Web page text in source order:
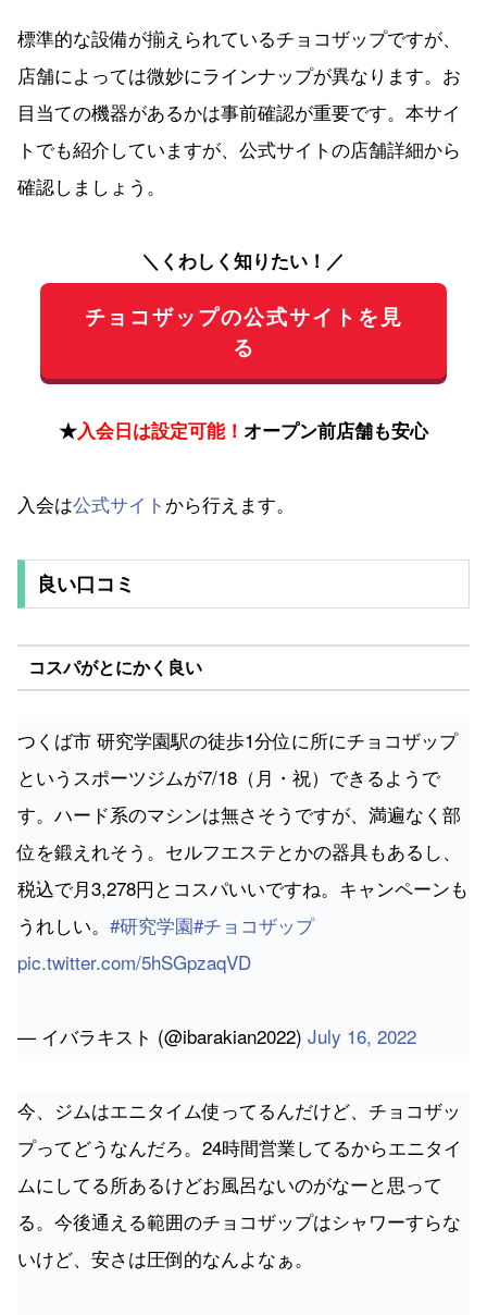
標準的な設備が揃えられているチョコザップですが、
店舗によっては微妙にラインナップが異なります。お
目当ての機器があるかは事前確認が重要です。本サイ
トでも紹介していますが、公式サイトの店舗詳細から
確認しましょう。
＼くわしく知りたい！／
チョコザップの公式サイトを見
る
★入会日は設定可能！ オープン前店舗も安心
入会は公式サイト から行えます。
良い口コミ
コスパがとにかく良い
つくば市 研究学園駅の徒歩1分位に所にチョコザップ
というスポーツジムが7/18（月・祝）できるようで
す。ハード系のマシンは無さそうですが、満遍なく部
位を鍛えれそう。セルフエステとかの器具もあるし、
税込で月3,278円とコスパいいですね。キャンペーンも
うれしい。 #研究学園#チョコザップ
pic.twitter.com/5hSGpzaqVD
— イバラキスト (@ibarakian2022) July 16, 2022
今、ジムはエニタイム使ってるんだけど、チョコザッ
プってどうなんだろ。24時間営業してるからエニタイ
ムにしてる所あるけどお風呂ないのがなーと思って
る。今後通える範囲のチョコザップはシャワーすらな
いけど、安さは圧倒的なんよなぁ。